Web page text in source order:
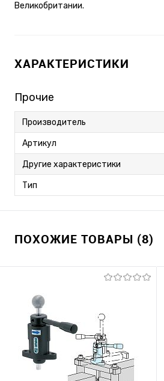
Великобритании.
ХАРАКТЕРИСТИКИ
Прочие
Производитель
Артикул
Другие характеристики
Тип
ПОХОЖИЕ ТОВАРЫ (8)